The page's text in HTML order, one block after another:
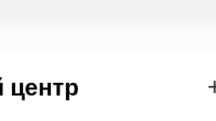
центр